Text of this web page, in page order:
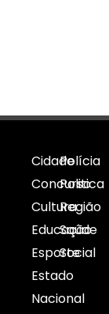
Cidade
Concurso
Cultura
Educação
Esporte
Estado
Nacional
Polícia
Politica
Região
Saúde
Social